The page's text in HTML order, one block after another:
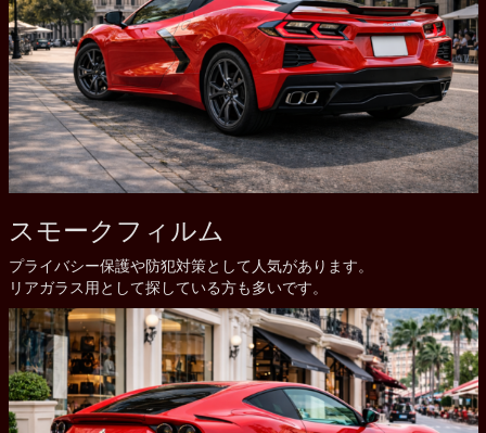
スモークフィルム
プライバシー保護や防犯対策として人気があります。
リアガラス用として探している方も多いです。